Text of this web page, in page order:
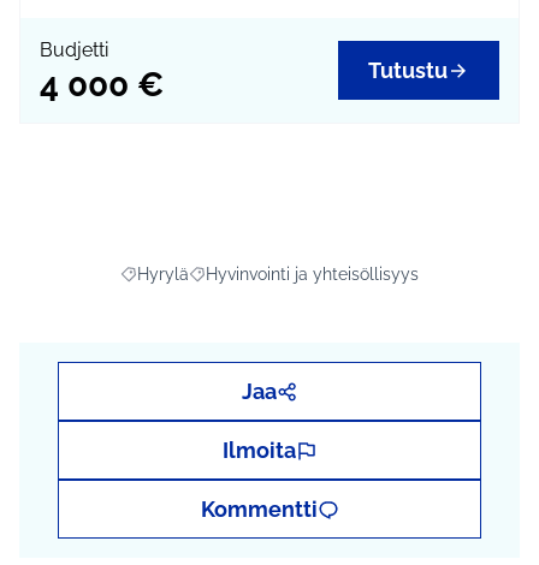
Budjetti
4 000 € Tutustu
Rajaa tulokset aihepiirin mukaan: Hyrylä
Hyrylä Rajaa tulokset teeman mukaan: Hyvinvointi
Hyvinvointi ja yhteisöllisyys
Jaa
Ilmoita
Kommentti